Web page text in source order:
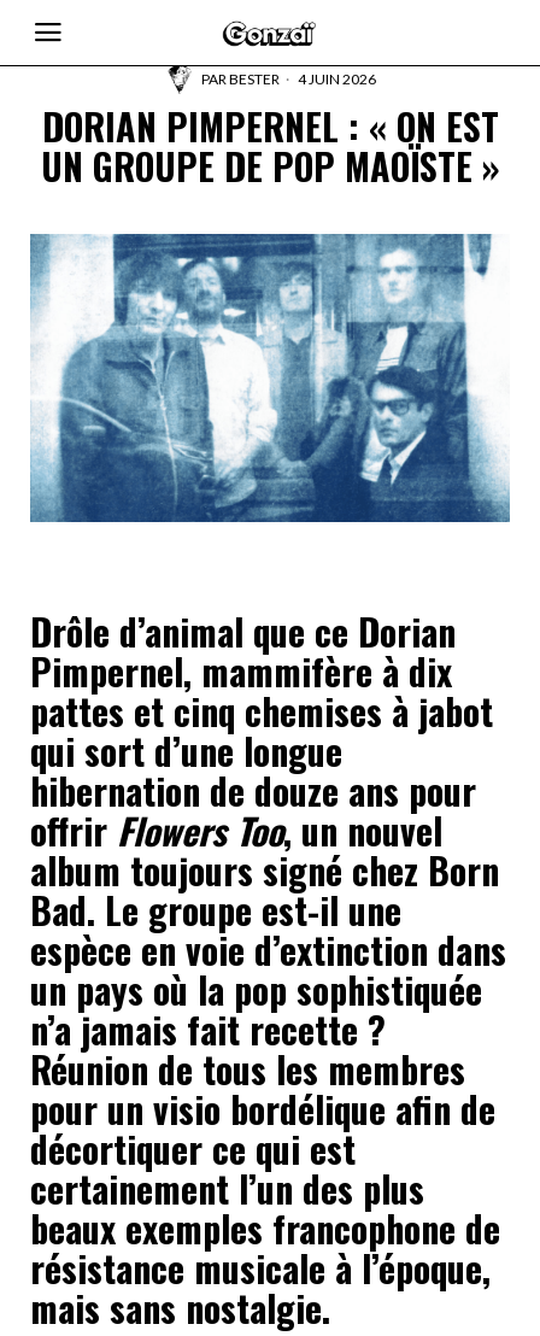
PARBESTER 4 JUIN 2026
DORIAN PIMPERNEL : « ON EST
UN GROUPE DE POP MAOÏSTE »
Drôle d’animal que ce Dorian
Pimpernel, mammifère à dix
pattes et cinq chemises à jabot
qui sort d’une longue
hibernation de douze ans pour
offrir Flowers Too, un nouvel
album toujours signé chez Born
Bad. Le groupe est-il une
espèce en voie d’extinction dans
un pays où la pop sophistiquée
n’a jamais fait recette ?
Réunion de tous les membres
pour un visio bordélique afin de
décortiquer ce qui est
certainement l’un des plus
beaux exemples francophone de
résistance musicale à l’époque,
mais sans nostalgie.